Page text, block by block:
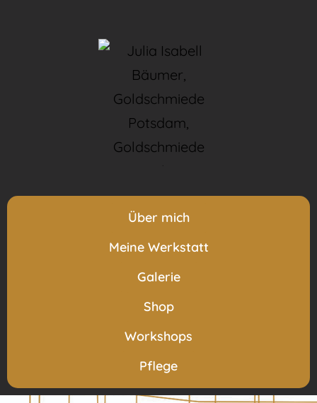
Über mich
Meine Werkstatt
Galerie
Shop
Workshops
Pflege